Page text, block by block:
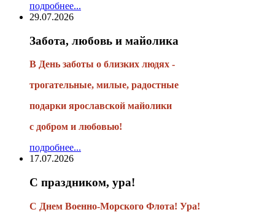
подробнее...
29.07.2026
Забота, любовь и майолика
В День заботы о близких людях -
трогательные, милые, радостные
подарки ярославской майолики
с добром и любовью!
подробнее...
17.07.2026
С праздником, ура!
С Днем Военно-Морского Флота! Ура!